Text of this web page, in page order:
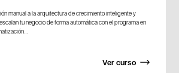
manual a la arquitectura de crecimiento inteligente y
tu negocio de forma automática con el programa en
Ver curso